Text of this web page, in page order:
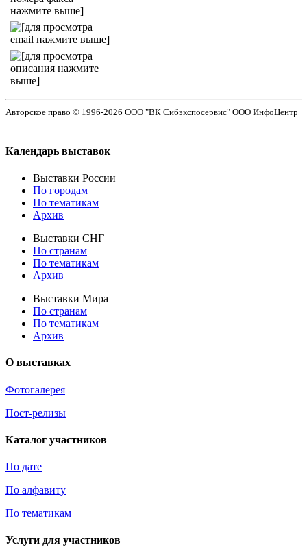
Авторское право © 1996-2026 ООО "ВК Сибэкспосервис" ООО ИнфоЦентр
Календарь выставок
Выставки России
По городам
По тематикам
Архив
Выставки СНГ
По странам
По тематикам
Архив
Выставки Мира
По странам
По тематикам
Архив
О выставках
Фотогалерея
Пост-релизы
Каталог участников
По дате
По алфавиту
По тематикам
Услуги для участников